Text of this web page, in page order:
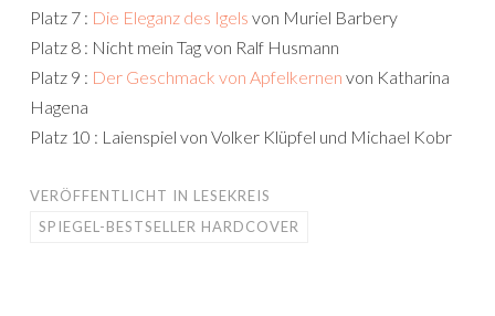
Platz 7 : Die Eleganz des Igels von Muriel Barbery
Platz 8 : Nicht mein Tag von Ralf Husmann
Platz 9 : Der Geschmack von Apfelkernen von Katharina
Hagena
Platz 10 : Laienspiel von Volker Klüpfel und Michael Kobr
VERÖFFENTLICHT IN LESEKREIS
SPIEGEL-BESTSELLER HARDCOVER